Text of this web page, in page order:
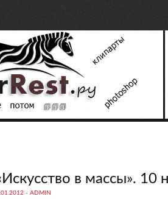
в массы». 10
- ADMIN